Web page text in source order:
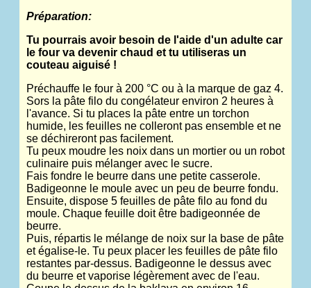
Préparation:
Tu pourrais avoir besoin de l'aide d'un adulte car
le four va devenir chaud et tu utiliseras un
couteau aiguisé !
Préchauffe le four à 200 °C ou à la marque de gaz 4.
Sors la pâte filo du congélateur environ 2 heures à
l'avance. Si tu places la pâte entre un torchon
humide, les feuilles ne colleront pas ensemble et ne
se déchireront pas facilement.
Tu peux moudre les noix dans un mortier ou un robot
culinaire puis mélanger avec le sucre.
Fais fondre le beurre dans une petite casserole.
Badigeonne le moule avec un peu de beurre fondu.
Ensuite, dispose 5 feuilles de pâte filo au fond du
moule. Chaque feuille doit être badigeonnée de
beurre.
Puis, répartis le mélange de noix sur la base de pâte
et égalise-le. Tu peux placer les feuilles de pâte filo
restantes par-dessus. Badigeonne le dessus avec
du beurre et vaporise légèrement avec de l'eau.